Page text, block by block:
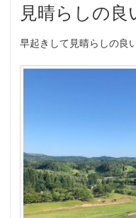
見晴らしの良
早起きして見晴らしの良